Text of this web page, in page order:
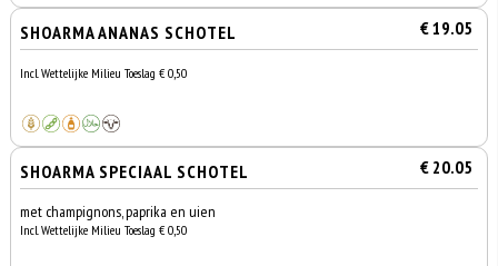
SHOARMA ANANAS SCHOTEL € 19.05
Incl. Wettelijke Milieu Toeslag € 0,50
SHOARMA SPECIAAL SCHOTEL € 20.05
met champignons, paprika en uien
Incl. Wettelijke Milieu Toeslag € 0,50